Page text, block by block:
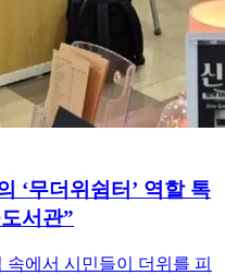
‘무더위쉼터’ 역할 톡
서관”
에서 시민들이 더위를 피